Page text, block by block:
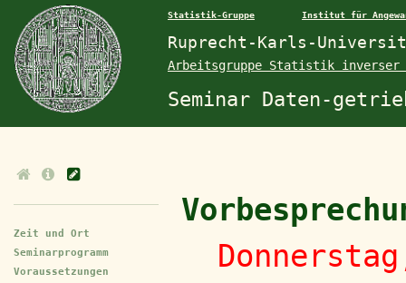
Statistik-Gruppe Institut für
Ruprecht-Karls-
Arbeitsgruppe Statistik inverser
Seminar Daten-
Zeit und Ort
Seminarprogramm
Voraussetzungen